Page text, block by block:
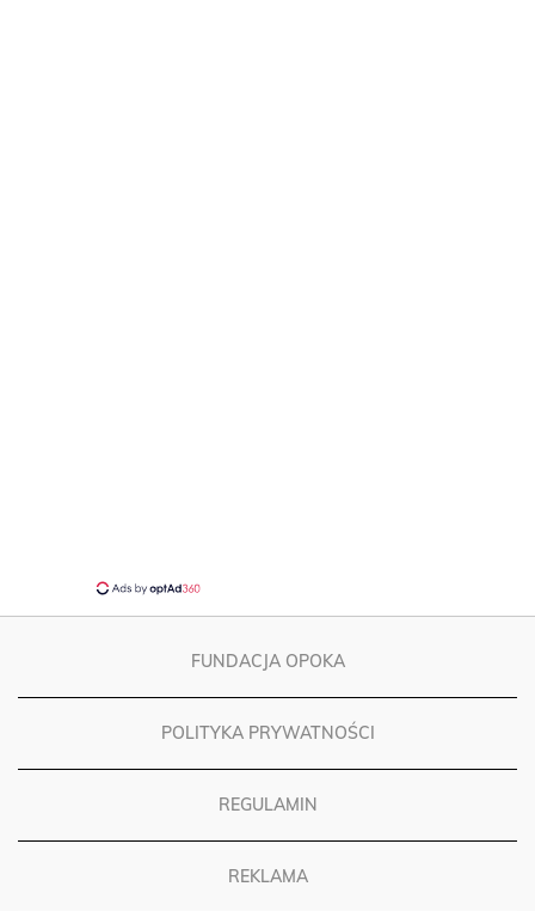
FUNDACJA OPOKA
POLITYKA PRYWATNOŚCI
REGULAMIN
REKLAMA